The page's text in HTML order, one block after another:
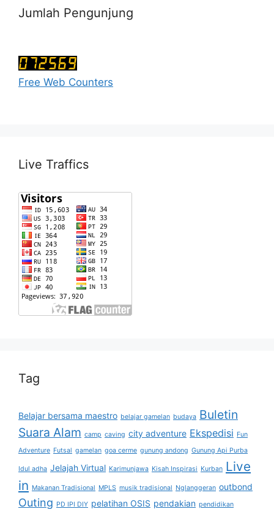
Jumlah Pengunjung
Free Web Counters
Live Traffics
Tag
Belajar bersama maestro belajar gamelan budaya Buletin
Suara Alam camp caving city adventure Ekspedisi Fun
Adventure Futsal gamelan goa cerme gunung andong Gunung Api Purba
Idul adha Jelajah Virtual Karimunjawa Kisah Inspirasi Kurban Live
in Makanan Tradisional MPLS musik tradisional Nglanggeran outbond
Outing PD IPI DIY pelatihan OSIS pendakian pendidikan